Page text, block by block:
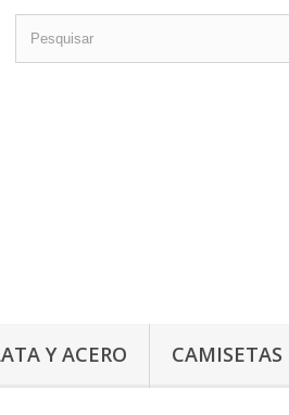
Y ACERO CAMISETAS